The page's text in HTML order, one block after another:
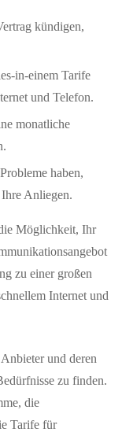
kündigen,
in-einem Tarife
und Telefon.
monatliche
haben,
Anliegen.
Möglichkeit, Ihr
zu einer großen
Internet und
und deren
zu finden.
die
Tarife für